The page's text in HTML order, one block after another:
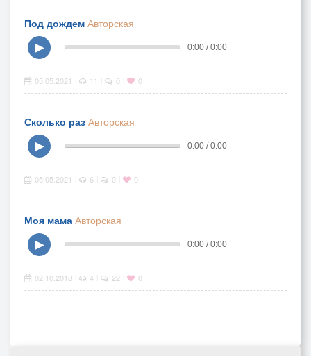
Под дождем Авторская
▶
0:00 / 0:00
05.05.2021 11 0 0
Сколько раз Авторская
▶
0:00 / 0:00
05.05.2021 6 0 0
Моя мама Авторская
▶
0:00 / 0:00
02.10.2018 4 22 0